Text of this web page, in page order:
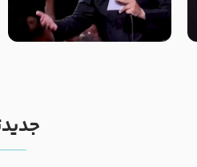
شور ، حسینا! به‌ حق زهرا «أُنْظُرْ
إِلَینا» – عزاداری شب هفتم ماه